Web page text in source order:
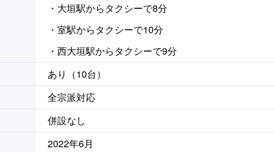
・大垣駅からタクシーで8分
・室駅からタクシーで10分
・西大垣駅からタクシーで9分
あり（10台）
全宗派対応
併設なし
2022年6月